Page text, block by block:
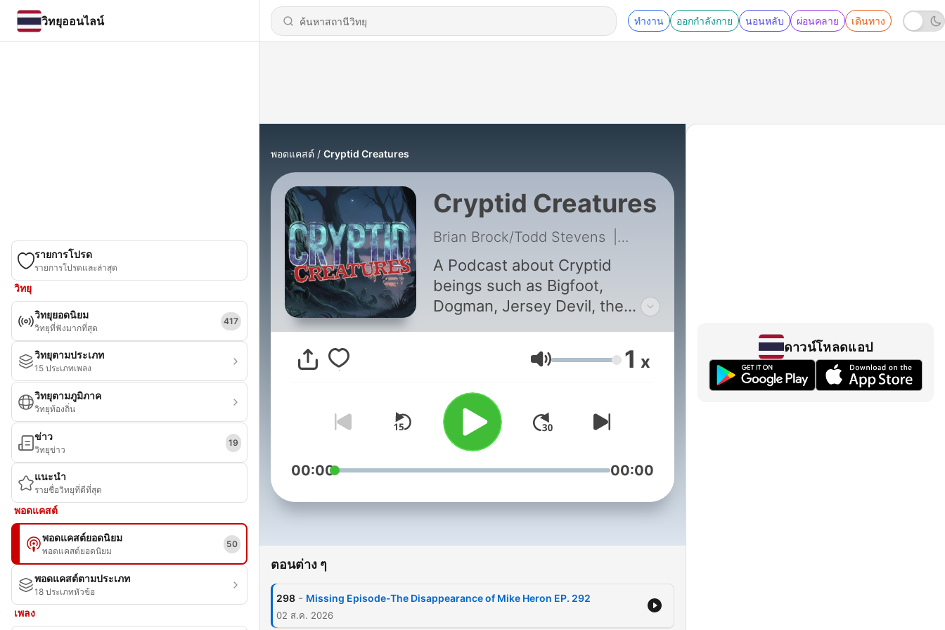
วิทยุออนไลน์ ทำงาน ออกกำลังกาย นอนหลับ ผ่อนคลาย เดินทาง
รายการโปรด
รายการโปรดและล่าสุด
วิทยุ
วิทยุยอดนิยม
วิทยุที่ฟังมากที่สุด
417
วิทยุตามประเภท
15 ประเภทเพลง
วิทยุตามภูมิภาค
วิทยุท้องถิ่น
ข่าว
วิทยุข่าว
19
แนะนำ
รายชื่อวิทยุที่ดีที่สุด
พอดแคสต์
พอดแคสต์ยอดนิยม
พอดแคสต์ยอดนิยม
50
พอดแคสต์ตามประเภท
18 ประเภทหัวข้อ
เพลง
พอดแคสต์ Cryptid Creatures
Cryptid Creatures
Brian Brock/Todd Stevens 298 - Missing Episode-The Disappearance of
A Podcast about Cryptid
beings such as Bigfoot,
Dogman, Jersey Devil, the
and much more! Have stories
to share? Sightings? Visit us at
email us at
info@cryptidcreatures.co
ระดับเสียง 1 x
00:00 00:00
ตอนต่าง ๆ
298 - Missing Episode-The Disappearance of Mike Heron EP. 292
02 ส.ค. 2026
ดาวน์โหลดแอป